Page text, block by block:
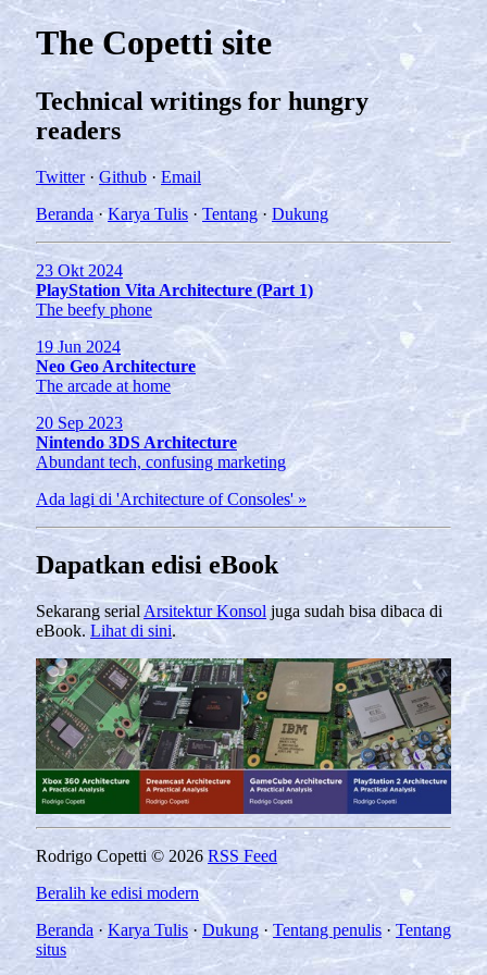
The Copetti site
Technical writings for hungry
readers
Twitter· Github · Email
Beranda·Karya Tulis · Tentang·Dukung
23 Okt 2024
PlayStation Vita Architecture (Part 1)
The beefy phone
19 Jun 2024
Neo Geo Architecture
The arcade at home
20 Sep 2023
Nintendo 3DS Architecture
Abundant tech, confusing marketing
Ada lagi di 'Architecture of Consoles' »
Dapatkan edisi eBook
Sekarang serial Arsitektur Konsol juga sudah bisa dibaca di
eBook.Lihat di sini.
Rodrigo Copetti © 2026 RSS Feed
Beralih ke edisi modern
Beranda · Karya Tulis· Dukung · Tentang penulis ·Tentang
situs